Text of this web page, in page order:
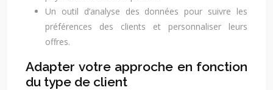
Un outil d’analyse des données pour suivre les
préférences des clients et personnaliser leurs
offres.
Adapter votre approche en fonction
du type de client